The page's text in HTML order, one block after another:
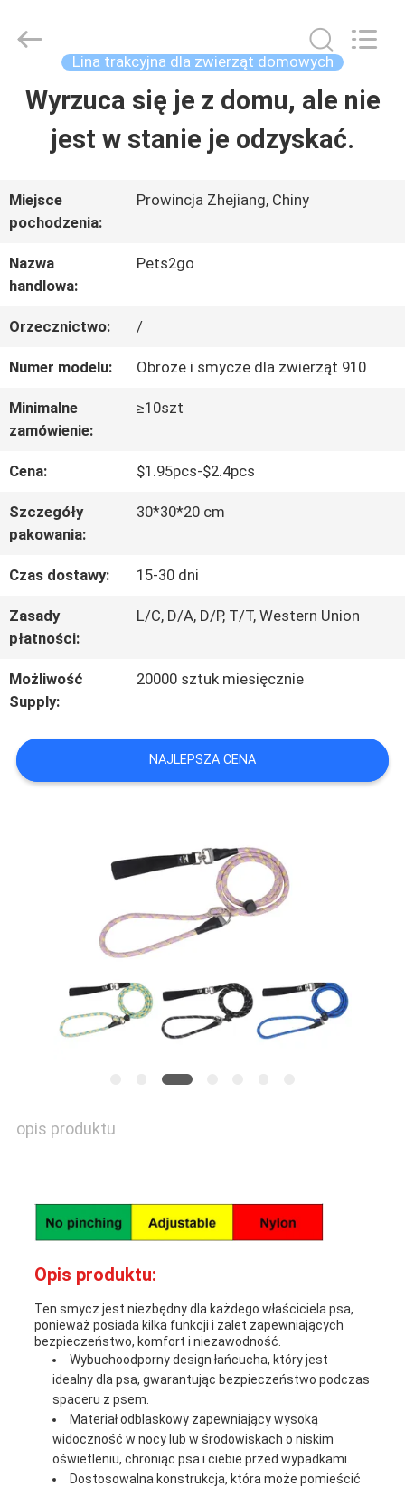
DOM
O
NAS
WYCIECZKA
PO
FABRYCE
SKONTAKTUJ
SIĘ
O
WYCENĘ
PRIVACY
Pets2Go
Rights
Lina trakcyjna dla zwierząt domowych
Wyrzuca się je z domu, ale nie
jest w stanie je odzyskać.
Miejsce
pochodzenia:
Prowincja Zhejiang, Chiny
Nazwa
handlowa:
Pets2go
Orzecznictwo: /
Numer modelu: Obroże i smycze dla zwierząt 910
Minimalne
zamówienie:
≥10szt
Cena: $1.95pcs-$2.4pcs
Szczegóły
pakowania:
30*30*20 cm
Czas dostawy: 15-30 dni
Zasady
płatności:
L/C, D/A, D/P, T/T, Western Union
Możliwość
Supply:
20000 sztuk miesięcznie
NAJLEPSZA CENA
opis produktu
Opis produktu:
Ten smycz jest niezbędny dla każdego właściciela psa,
ponieważ posiada kilka funkcji i zalet zapewniających
bezpieczeństwo, komfort i niezawodność.
Wybuchoodporny design łańcucha, który jest
idealny dla psa, gwarantując bezpieczeństwo podczas
spaceru z psem.
Materiał odblaskowy zapewniający wysoką
widoczność w nocy lub w środowiskach o niskim
oświetleniu, chroniąc psa i ciebie przed wypadkami.
Dostosowalna konstrukcja, która może pomieścić